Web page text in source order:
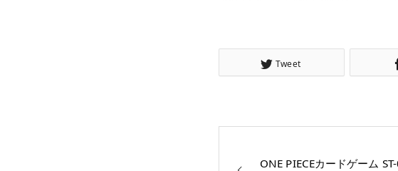
Tweet
ONE PIECEカードゲーム